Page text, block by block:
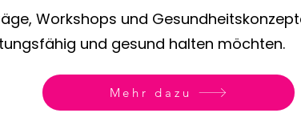
Workshops und
und gesund halten möchten.
Mehr dazu